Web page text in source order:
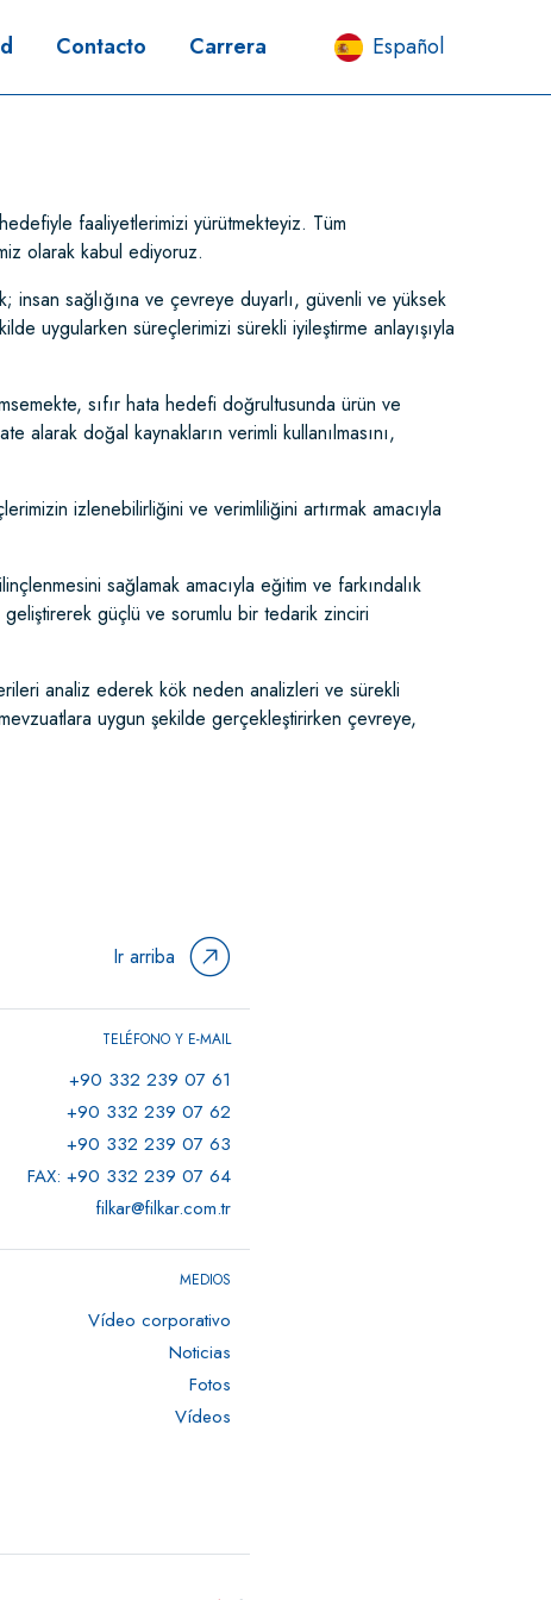
Contacto Carrera Español
faaliyetlerimizi yürütmekteyiz. Tüm
olarak kabul ediyoruz.
sağlığına ve çevreye duyarlı, güvenli ve yüksek
uygularken süreçlerimizi sürekli iyileştirme anlayışıyla
sıfır hata hedefi doğrultusunda ürün ve
alarak doğal kaynakların verimli kullanılmasını,
izlenebilirliğini ve verimliliğini artırmak amacıyla
sağlamak amacıyla eğitim ve farkındalık
güçlü ve sorumlu bir tedarik zinciri
analiz ederek kök neden analizleri ve sürekli
uygun şekilde gerçekleştirirken çevreye,
Ir arriba
TELÉFONO Y E-MAIL
+90 332 239 07 61
+90 332 239 07 62
+90 332 239 07 63
FAX: +90 332 239 07 64
filkar@filkar.com.tr
MEDIOS
Vídeo corporativo
Noticias
Fotos
Vídeos